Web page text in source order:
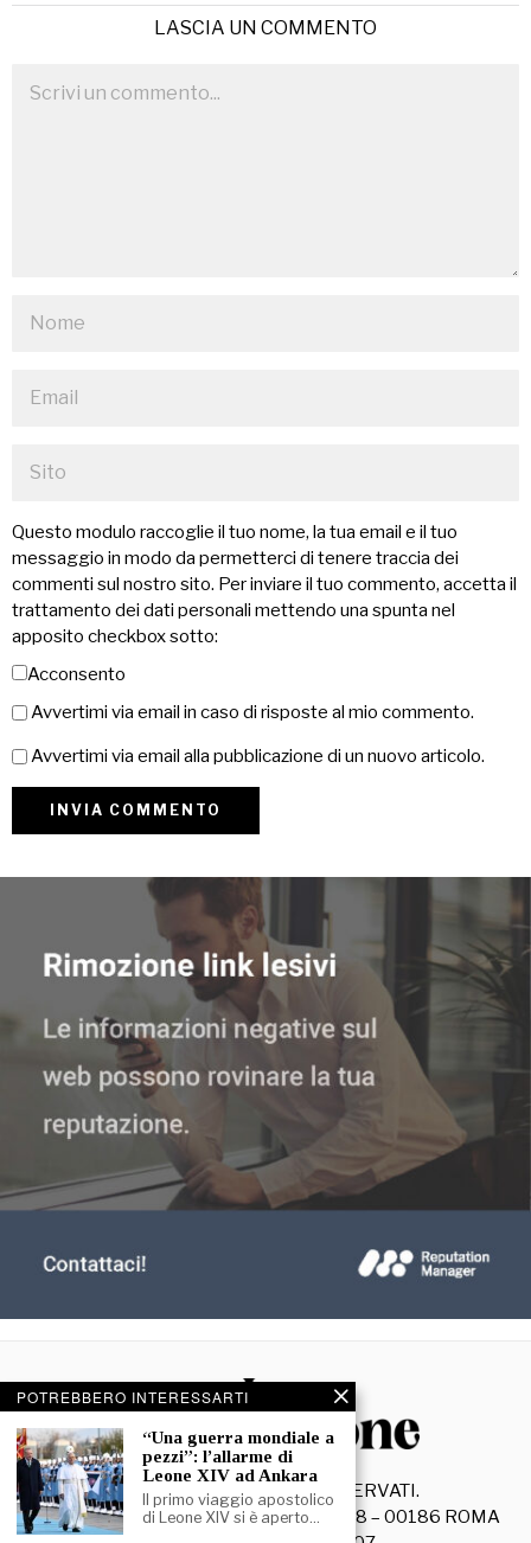
LASCIA UN COMMENTO
Questo modulo raccoglie il tuo nome, la tua email e il tuo
messaggio in modo da permetterci di tenere traccia dei
commenti sul nostro sito. Per inviare il tuo commento, accetta il
trattamento dei dati personali mettendo una spunta nel
apposito checkbox sotto:
Acconsento
Avvertimi via email in caso di risposte al mio commento.
Avvertimi via email alla pubblicazione di un nuovo articolo.
© 2026
- TUTTI I DIRITTI RISERVATI.
La Discussione S.r.l. – Piazza Capranica, 78 – 00186 ROMA
POTREBBERO INTERESSARTI
“Una guerra mondiale a
pezzi”: l’allarme di
Leone XIV ad Ankara
Il primo viaggio apostolico
di Leone XIV si è aperto…